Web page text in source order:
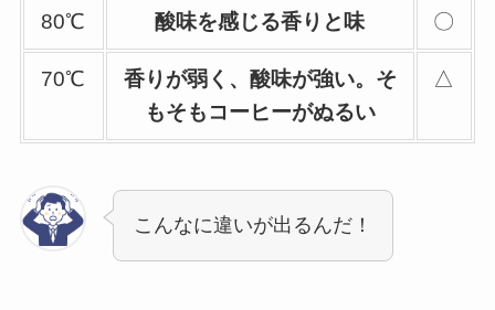
80℃ 酸味を感じる香りと味 〇
70℃
香りが弱く、酸味が強い。そ
もそもコーヒーがぬるい
△
こんなに違いが出るんだ！